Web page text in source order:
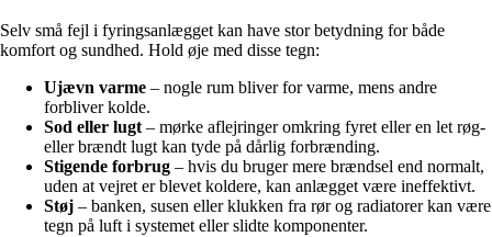
Selv små fejl i fyringsanlægget kan have stor betydning for både
komfort og sundhed. Hold øje med disse tegn:
Ujævn varme – nogle rum bliver for varme, mens andre
forbliver kolde.
Sod eller lugt– mørke aflejringer omkring fyret eller en let røg-
eller brændt lugt kan tyde på dårlig forbrænding.
Stigende forbrug – hvis du bruger mere brændsel end normalt,
uden at vejret er blevet koldere, kan anlægget være ineffektivt.
Støj – banken, susen eller klukken fra rør og radiatorer kan være
tegn på luft i systemet eller slidte komponenter.